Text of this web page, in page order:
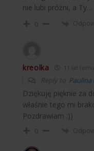
nie lubi próżni, a Ty…
0
kreolka 11 lat temu
Reply to Paulina
Dziękuję pięknie za
właśnie tego mi
Pozdrawiam :))
0